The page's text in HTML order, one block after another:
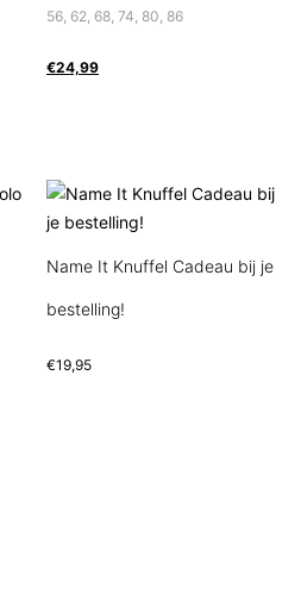
56, 62, 68, 74, 80, 86
€24,99
Name It Knuffel Cadeau bij je
bestelling!
€19,95